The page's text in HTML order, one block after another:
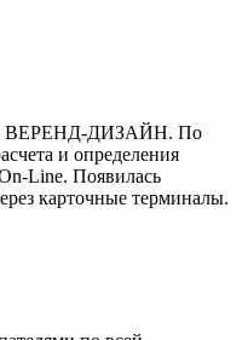
ВЕРЕНД-ДИЗАЙН. По
и определения
Line. Появилась
карточные терминалы.